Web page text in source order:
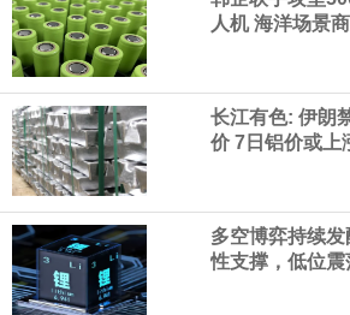
他与赫格塞思就弹药短缺问题发生冲
言”，他对赫格塞思所做的工作“非常满
纽约期银突破64美元/盎司，日内涨
据报道，威刚近日在法说会上表示，
稳定的三大有利因素带动下，预期第
人机 海洋场景
长江有色: 伊朗
价 7日铝价或上
多空博弈持续
性支撑，低位